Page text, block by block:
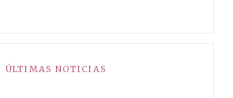
ÚLTIMAS NOTICIAS